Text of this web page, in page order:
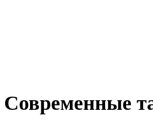
Современные